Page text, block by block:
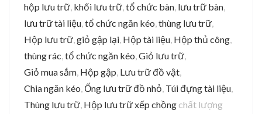
hộp lưu trữ, khối lưu trữ,tổ chức bàn, lưu trữ bàn,
lưu trữ tài liệu,tổ chức ngăn kéo,thùng lưu trữ,
Hộp lưu trữ,giỏ gập lại, Hộp tài liệu, Hộp thủ công,
thùng rác,tổ chức ngăn kéo,Giỏ lưu trữ,
Giỏ mua sắm, Hộp gập, Lưu trữ đồ vật,
Chia ngăn kéo, Ống lưu trữ đồ nhỏ, Túi đựng tài liệu,
Thùng lưu trữ, Hộp lưu trữ xếp chồng chất lượng